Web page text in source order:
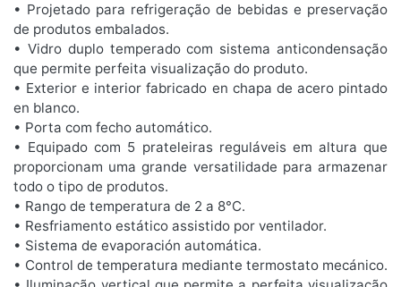
• Projetado para refrigeração de bebidas e preservação
de produtos embalados.
• Vidro duplo temperado com sistema anticondensação
que permite perfeita visualização do produto.
• Exterior e interior fabricado en chapa de acero pintado
en blanco.
• Porta com fecho automático.
• Equipado com 5 prateleiras reguláveis em altura que
proporcionam uma grande versatilidade para armazenar
todo o tipo de produtos.
• Rango de temperatura de 2 a 8°C.
• Resfriamento estático assistido por ventilador.
• Sistema de evaporación automática.
• Control de temperatura mediante termostato mecánico.